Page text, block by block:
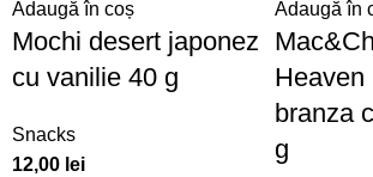
Adaugă în coș
Mochi desert japonez
cu vanilie 40 g
Snacks
12,00 lei
Adaugă în
Heaven
branza
g